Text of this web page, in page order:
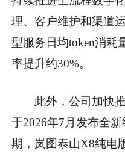
理、客户维护和渠道
型服务日均token消耗
率提升约30%。
此外，公司加快
于2026年7月发布全
期，岚图泰山X8纯电